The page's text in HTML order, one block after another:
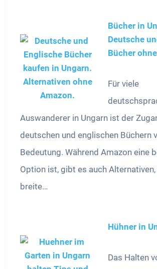
Bücher in
Deutsche
Bücher
Für viele
Auswanderer in Ungarn ist der
deutschen und englischen Büchern
Bedeutung. Während Amazon eine
Option ist, gibt es auch
breite…
Hühner in
Das Halten